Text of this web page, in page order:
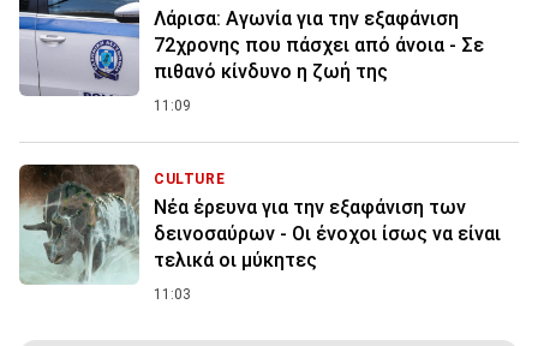
Λάρισα: Αγωνία για την εξαφάνιση
72χρονης που πάσχει από άνοια - Σε
πιθανό κίνδυνο η ζωή της
11:09
CULTURE
Νέα έρευνα για την εξαφάνιση των
δεινοσαύρων - Οι ένοχοι ίσως να είναι
τελικά οι μύκητες
11:03